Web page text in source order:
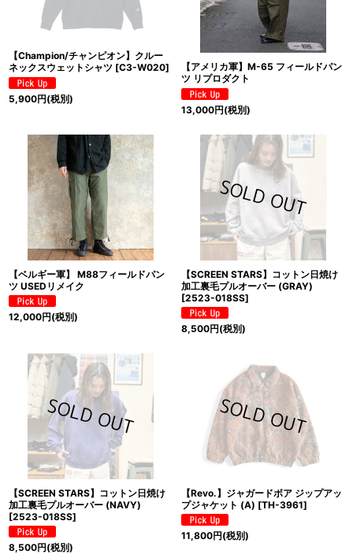
【Champion/チャンピオン】クルー
ネックスウェットシャツ [C3-W020]
5,900円(税別)
【アメリカ軍】M-65 フィールドパン
ツ リプロダクト
13,000円(税別)
【ベルギー軍】 M88フィールドパン
ツ USEDリメイク
12,000円(税別)
【SCREEN STARS】コットン日焼け
加工裏毛プルオーバー (GRAY)
[2523-018SS]
8,500円(税別)
【SCREEN STARS】コットン日焼け
加工裏毛プルオーバー (NAVY)
[2523-018SS]
8,500円(税別)
【Revo.】ジャガードボア ジップアッ
プジャケット (A) [TH-3961]
11,800円(税別)